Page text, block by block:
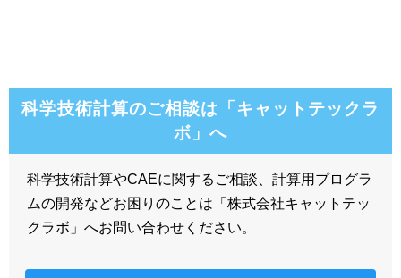
科学技術計算のご相談は「キャットテックラ
ボ」へ
科学技術計算やCAEに関するご相談、計算用プログラ
ムの開発などお困りのことは「株式会社キャットテッ
クラボ」へお問い合わせください。